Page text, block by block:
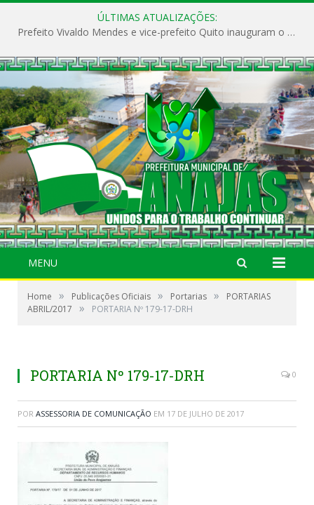
ÚLTIMAS ATUALIZAÇÕES:
Prefeito Vivaldo Mendes e vice-prefeito Quito inauguram o CAPS e fortalecem a saúde pública em Anajás.
MENU
Home » Publicações Oficiais » Portarias »
PORTARIAS
ABRIL/2017
» PORTARIA Nº 179-17-DRH
PORTARIA Nº 179-17-DRH 0
POR ASSESSORIA DE COMUNICAÇÃO EM 17 DE JULHO DE 2017